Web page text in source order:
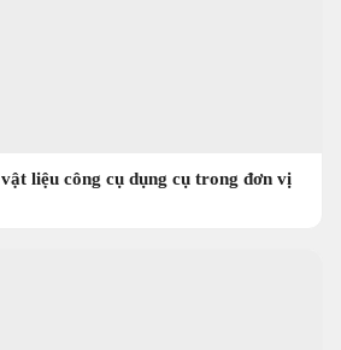
liệu công cụ dụng cụ trong đơn vị